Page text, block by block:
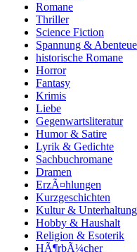
Romane
Thriller
Science Fiction
Spannung &
historische Romane
Horror
Fantasy
Krimis
Liebe
Gegenwartsliteratur
Humor & Satire
Lyrik & Gedichte
Sachbuchromane
Dramen
ErzÃ¤hlungen
Kurzgeschichten
Kultur & Unterhaltung
Hobby & Haushalt
Religion & Esoterik
HÃ¶rbÃ¼cher